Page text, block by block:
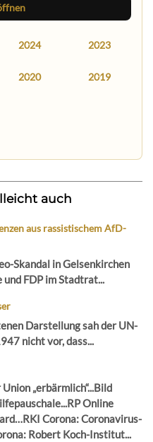
2024 2023
2020 2019
auch
aus rassistischem AfD-
Skandal in Gelsenkirchen
und FDP im Stadtrat...
Darstellung sah der UN-
nicht vor, dass...
„erbärmlich“...Bild
Online
Corona: Coronavirus-
Robert Koch-Institut...